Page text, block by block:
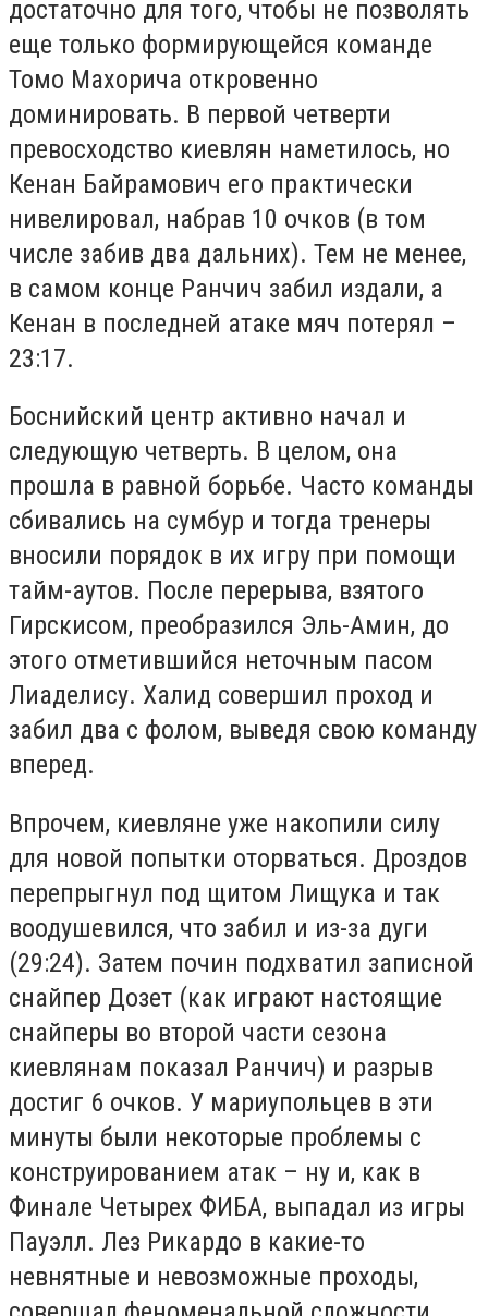
достаточно для того, чтобы не позволять
еще только формирующейся команде
Томо Махорича откровенно
доминировать. В первой четверти
превосходство киевлян наметилось, но
Кенан Байрамович его практически
нивелировал, набрав 10 очков (в том
числе забив два дальних). Тем не менее,
в самом конце Ранчич забил издали, а
Кенан в последней атаке мяч потерял –
23:17.
Боснийский центр активно начал и
следующую четверть. В целом, она
прошла в равной борьбе. Часто команды
сбивались на сумбур и тогда тренеры
вносили порядок в их игру при помощи
тайм-аутов. После перерыва, взятого
Гирскисом, преобразился Эль-Амин, до
этого отметившийся неточным пасом
Лиаделису. Халид совершил проход и
забил два с фолом, выведя свою команду
вперед.
Впрочем, киевляне уже накопили силу
для новой попытки оторваться. Дроздов
перепрыгнул под щитом Лищука и так
воодушевился, что забил и из-за дуги
(29:24). Затем почин подхватил записной
снайпер Дозет (как играют настоящие
снайперы во второй части сезона
киевлянам показал Ранчич) и разрыв
достиг 6 очков. У мариупольцев в эти
минуты были некоторые проблемы с
конструированием атак – ну и, как в
Финале Четырех ФИБА, выпадал из игры
Пауэлл. Лез Рикардо в какие-то
невнятные и невозможные проходы,